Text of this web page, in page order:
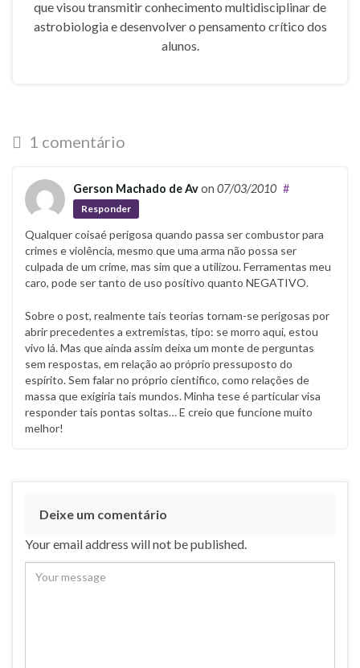
que visou transmitir conhecimento multidisciplinar de
astrobiologia e desenvolver o pensamento crítico dos
alunos.
1 comentário
Gerson Machado de Avon 07/03/2010 #
Responder
Qualquer coisaé perigosa quando passa ser combustor para
crimes e violência, mesmo que uma arma não possa ser
culpada de um crime, mas sim que a utilizou. Ferramentas meu
caro, pode ser tanto de uso positivo quanto NEGATIVO.
Sobre o post, realmente tais teorias tornam-se perigosas por
abrir precedentes a extremistas, tipo: se morro aqui, estou
vivo lá. Mas que ainda assim deixa um monte de perguntas
sem respostas, em relação ao próprio pressuposto do
espírito. Sem falar no próprio cientifico, como relações de
massa que exigiria tais mundos. Minha tese é particular visa
responder tais pontas soltas… E creio que funcione muito
melhor!
Deixe um comentário
Your email address will not be published.